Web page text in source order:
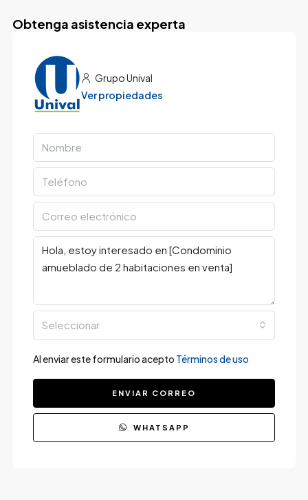
Obtenga asistencia experta
Grupo Unival
Ver propiedades
Seleccionar
Al enviar este formulario acepto Términos de uso
ENVIAR CORREO
WHATSAPP